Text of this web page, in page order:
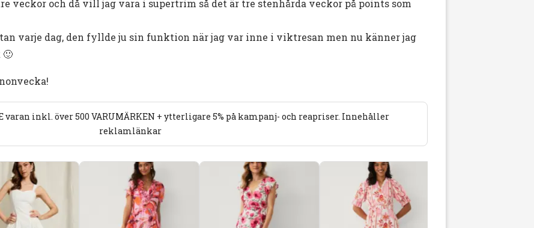
veckor och då vill jag vara i supertrim så det är tre stenhårda veckor på points som
varje dag, den fyllde ju sin funktion när jag var inne i viktresan men nu känner jag
varan inkl. över 500 VARUMÄRKEN + ytterligare 5% på kampanj- och reapriser. Innehåller
reklamlänkar